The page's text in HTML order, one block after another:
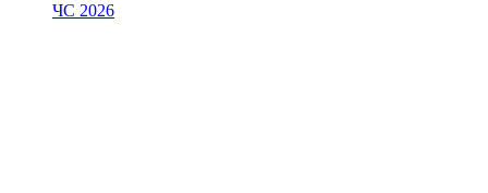
ЧС 2026